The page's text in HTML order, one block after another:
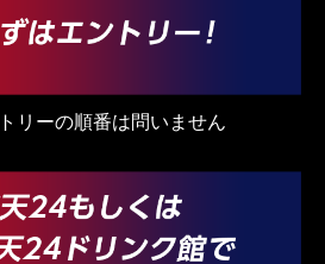
リーの順番は問いません